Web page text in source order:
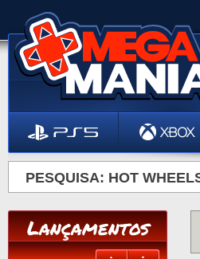
PESQUISA: HOT
Lançamentos